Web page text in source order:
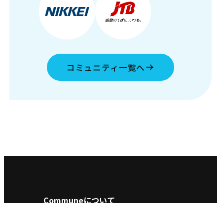
コミュニティ一覧へ
Communeについて